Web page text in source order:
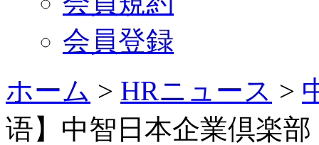
会員登録
ホーム > HRニュース >
语】中智日本企業倶楽